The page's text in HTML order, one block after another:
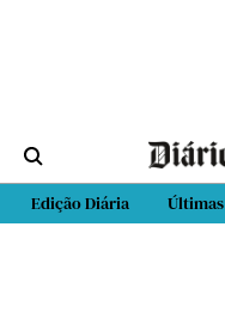
Edição Diária Últimas